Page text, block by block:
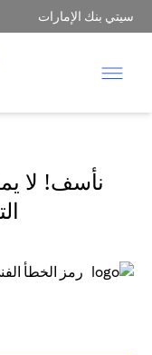
سيتي بنك الإمارات
نأسف! لا
رمز الخطأ الفني: